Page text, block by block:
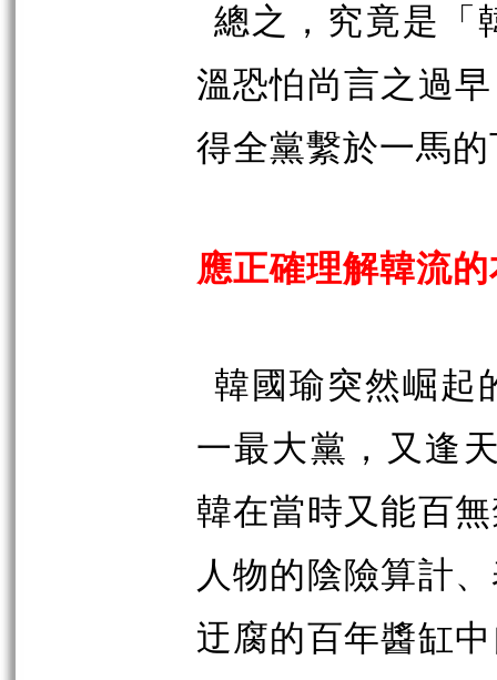
總之，究竟是「
溫恐怕尚言之過
得全黨繫於一馬
應正確理解韓流
韓國瑜突然崛起
一最大黨，又逢
韓在當時又能百
人物的陰險算計
迂腐的百年醬缸